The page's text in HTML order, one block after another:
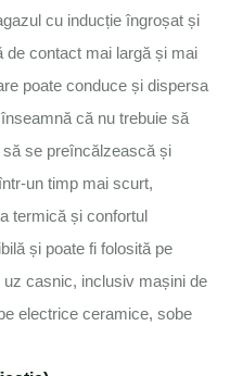
cu inducție îngroșat și
de contact mai largă și mai
poate conduce și dispersa
că nu trebuie să
se preîncălzească și
un timp mai scurt,
termică și confortul
și poate fi folosită pe
uz casnic, inclusiv mașini de
electrice ceramice, sobe